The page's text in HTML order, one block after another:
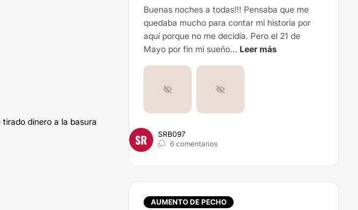
dinero a la basura
Buenas noches a todas!!! Pensaba que me
quedaba mucho para contar mi historia por
aquí porque no me decidía. Pero el 21 de
Mayo por fin mi sueño... Leer más
SR
SRB097
6 comentarios
AUMENTO DE PECHO